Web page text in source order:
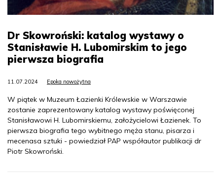
Dr Skowroński: katalog wystawy o
Stanisławie H. Lubomirskim to jego
pierwsza biografia
11.07.2024 Epoka nowożytna
W piątek w Muzeum Łazienki Królewskie w Warszawie
zostanie zaprezentowany katalog wystawy poświęconej
Stanisławowi H. Lubomirskiemu, założycielowi Łazienek. To
pierwsza biografia tego wybitnego męża stanu, pisarza i
mecenasa sztuki - powiedział PAP współautor publikacji dr
Piotr Skowroński.